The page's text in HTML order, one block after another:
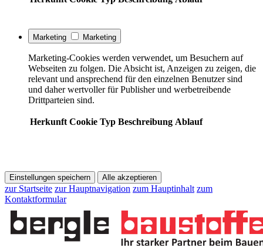
Marketing Marketing
Marketing-Cookies werden verwendet, um Besuchern auf
Webseiten zu folgen. Die Absicht ist, Anzeigen zu zeigen, die
relevant und ansprechend für den einzelnen Benutzer sind
und daher wertvoller für Publisher und werbetreibende
Drittparteien sind.
Herkunft Cookie Typ Beschreibung Ablauf
Einstellungen speichern Alle akzeptieren
zur Startseite zur Hauptnavigation zum Hauptinhalt zum
Kontaktformular